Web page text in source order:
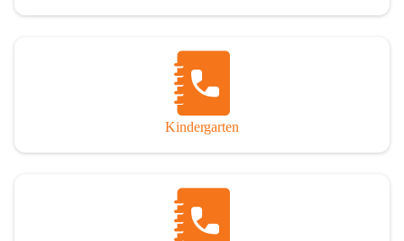
Kindergarten